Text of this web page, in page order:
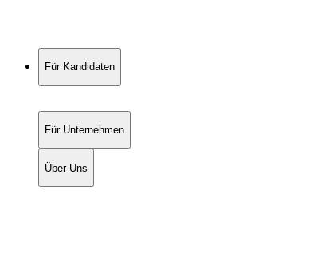
Für Kandidaten
Für Unternehmen
Über Uns